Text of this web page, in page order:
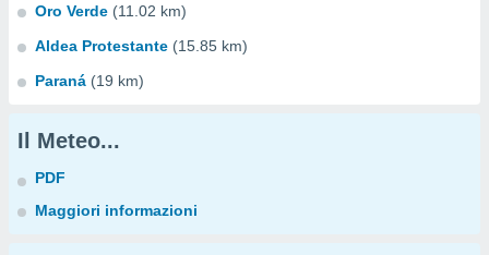
Oro Verde (11.02 km)
Aldea Protestante (15.85 km)
Paraná (19 km)
Il Meteo...
PDF
Maggiori informazioni